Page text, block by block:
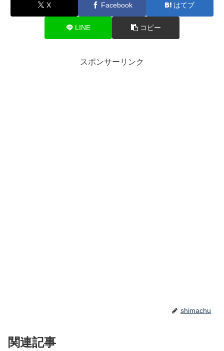
X Facebook はてブ
LINE コピー
スポンサーリンク
shimachu
関連記事